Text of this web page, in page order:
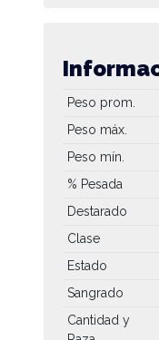
Peso prom.
Peso máx.
Peso mín.
% Pesada
Destarado
Clase
Estado
Sangrado
Cantidad y